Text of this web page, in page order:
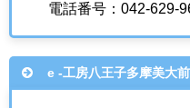
電話番号：042-629-
e -工房八王子多摩美大